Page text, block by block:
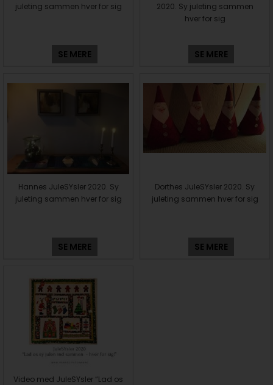
juleting sammen hver for sig
SE MERE
2020. Sy juleting sammen
hver for sig
SE MERE
Hannes JuleSYsler 2020. Sy
juleting sammen hver for sig
SE MERE
Dorthes JuleSYsler 2020. Sy
juleting sammen hver for sig
SE MERE
Video med JuleSYsler “Lad os